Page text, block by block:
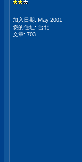
加入日期: May 2001
您的住址: 台北
文章: 703